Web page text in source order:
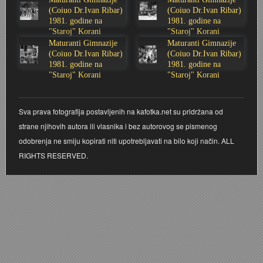
Stoljetna poplava 1939.
Tvornica potkivačkih čavala Mustad-Karlovac
Boksački klub Velebit
Bijelo dugme
Banija - poplava 4. 12. 1966.
Autobusna stanica na Korzu
Auto cross
Mala scena 1987. - Le Cinema
Mala scena Hrvatskog doma
Marina Perazić, Davor Tolja (Denis&Denis) i Edi
Maturanti Gimnazije 1988. godine
Motocross
Zavjet Petra Grgeca - 1998.
Škola plivanja Patkica
Mimohod 23. kolovoza 1995.
Ekonomska škola - ratne godine
Dubravko Halovanić - Ratne godine
Crkva Sv. Doroteje - 1991.
Frizerski salon Gerber (Kopf) - utemeljen 1924.
Gimnazijska i Ekonomska zbornica - Igor Mihelić
INKASATOR
Karlovački fotograf Josip Žunić
Obitelj Klemenčić
(Coiuo Dr.Ivan Ribar)
1981. godine na
"Staroj" Korani
(Coiuo Dr.Ivan Ribar)
1981. godine na
"Staroj" Korani
Maturanti Gimnazije
(Coiuo Dr.Ivan Ribar)
1981. godine na
"Staroj" Korani
Maturanti Gimnazije
(Coiuo Dr.Ivan Ribar)
1981. godine na
"Staroj" Korani
Sva prava fotografija postavljenih na kafotka.net su pridržana od
strane njihovih autora ili vlasnika i bez autorovog se pismenog
odobrenja ne smiju kopirati niti upotrebljavati na bilo koji način. ALL
RIGHTS RESERVED.